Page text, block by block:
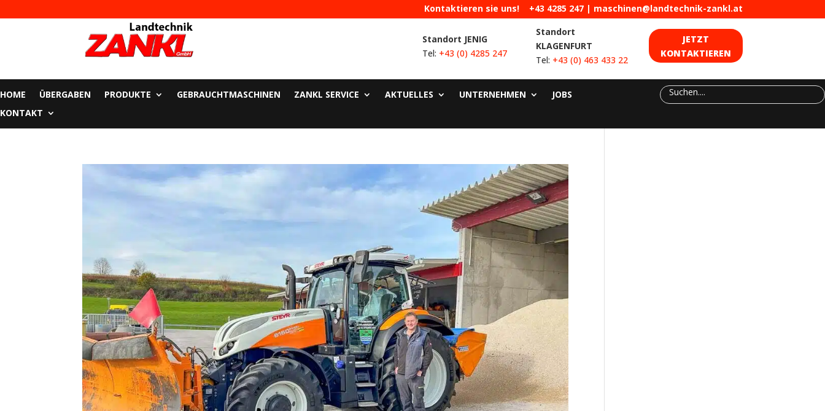
Kontaktieren sie uns! +43 4285 247| maschinen@landtechnik-zankl.at
Standort JENIG
Tel: +43 (0) 4285 247
Standort
KLAGENFURT
Tel: +43 (0) 463 433 22
JETZT
KONTAKTIEREN
HOME ÜBERGABEN PRODUKTE GEBRAUCHTMASCHINEN ZANKL SERVICE AKTUELLES UNTERNEHMEN
JOBS
KONTAKT